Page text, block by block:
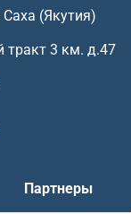
(Якутия)
тракт 3 км. д.47
Партнеры